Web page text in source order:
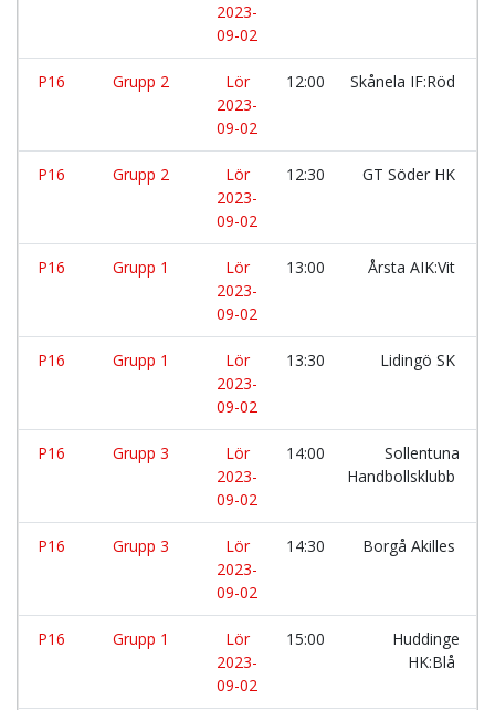
2023-
09-02
P16 Grupp 2
Lör
2023-
09-02
12:00 Skånela IF:Röd
P16 Grupp 2
Lör
2023-
09-02
12:30 GT Söder HK
P16 Grupp 1
Lör
2023-
09-02
13:00 Årsta AIK:Vit
P16 Grupp 1
Lör
2023-
09-02
13:30 Lidingö SK
P16 Grupp 3
Lör
2023-
09-02
14:00
Sollentuna
Handbollsklubb
P16 Grupp 3
Lör
2023-
09-02
14:30 Borgå Akilles
P16 Grupp 1
Lör
2023-
09-02
15:00
Huddinge
HK:Blå